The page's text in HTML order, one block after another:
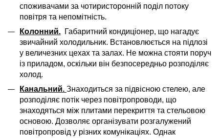
споживачами за чотиристоронній поділ потоку
повітря та непомітність.
Колонний. Габаритний кондиціонер, що нагадує
звичайний холодильник. Встановлюється на підлозі
у величезних цехах та залах. Не можна стояти поруч
із приладом, оскільки він безпосередньо розподіляє
холод.
Канальний. Знаходиться за підвісною стелею, але
розподіляє потік через повітропроводи, що
знаходяться між плитами перекриття та стельовою
основою. Дозволяє організувати розгалужений
повітропровід у різних комунікаціях. Однак